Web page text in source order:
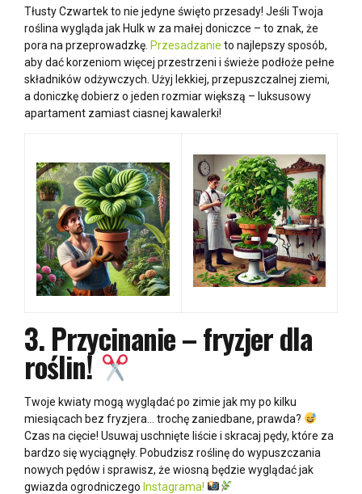
Tłusty Czwartek to nie jedyne święto przesady! Jeśli Twoja
roślina wygląda jak Hulk w za małej doniczce – to znak, że
pora na przeprowadzkę. Przesadzanie to najlepszy sposób,
aby dać korzeniom więcej przestrzeni i świeże podłoże pełne
składników odżywczych. Użyj lekkiej, przepuszczalnej ziemi,
a doniczkę dobierz o jeden rozmiar większą – luksusowy
apartament zamiast ciasnej kawalerki!
3.Przycinanie – fryzjer dla
roślin!
Twoje kwiaty mogą wyglądać po zimie jak my po kilku
miesiącach bez fryzjera… trochę zaniedbane, prawda?
Czas na cięcie! Usuwaj uschnięte liście i skracaj pędy, które za
bardzo się wyciągnęły. Pobudzisz roślinę do wypuszczania
nowych pędów i sprawisz, że wiosną będzie wyglądać jak
gwiazda ogrodniczego Instagrama!